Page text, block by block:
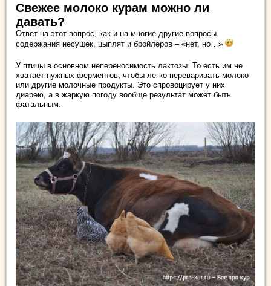
Свежее молоко курам можно ли
давать?
Ответ на этот вопрос, как и на многие другие вопросы
содержания несушек, цыплят и бройлеров – «нет, но…»
У птицы в основном непереносимость лактозы. То есть им не
хватает нужных ферментов, чтобы легко переваривать молоко
или другие молочные продукты. Это спровоцирует у них
диарею, а в жаркую погоду вообще результат может быть
фатальным.